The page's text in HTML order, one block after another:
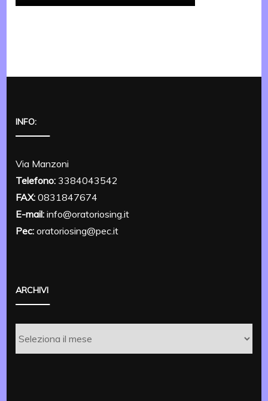
INFO:
Via Manzoni
Telefono: 3384043542
FAX: 0831847674
E-mail: info@oratoriosing.it
Pec: oratoriosing@pec.it
ARCHIVI